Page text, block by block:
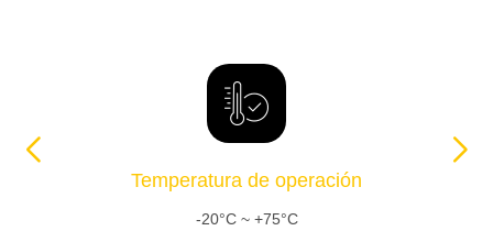
Temperatura de operación
-20°C ~ +75°C